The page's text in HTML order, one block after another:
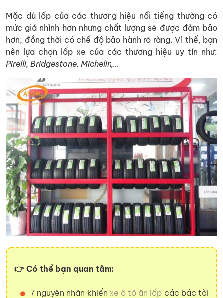
Mặc dù lốp của các thương hiệu nổi tiếng thường có
mức giá nhỉnh hơn nhưng chất lượng sẽ được đảm bảo
hơn, đồng thời có chế độ bảo hành rõ ràng. Vì thế, bạn
nên lựa chọn lốp xe của các thương hiệu uy tín như:
Pirelli, Bridgestone, Michelin,…
👉 Có thể bạn quan tâm:
7 nguyên nhân khiến xe ô tô ăn lốp các bác tài